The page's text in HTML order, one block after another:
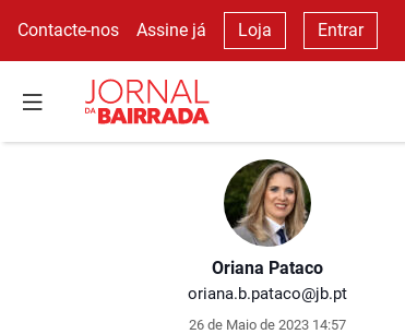
Contacte-nos Assine já Loja Entrar
Oriana Pataco
oriana.b.pataco@jb.pt
26 de Maio de 2023 14:57